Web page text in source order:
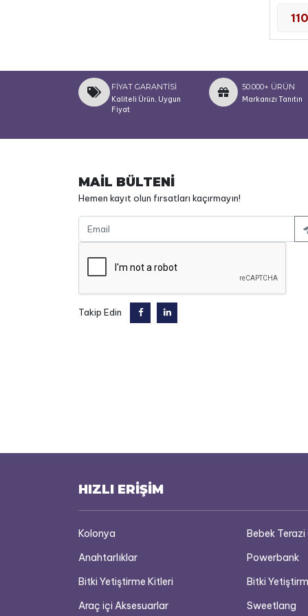
FİYAT GARANTİSİ
Kaliteli Ürün, Uygun
Fiyat
50.000+ ÜRÜN
Markanızı Tanıtın
MAİL BÜLTENİ
Hemen kayıt olun fırsatları kaçırmayın!
Takip Edin
HIZLI ERİŞİM
Kolonya
Anahtarlıklar
Bitki Yetiştirme Kitleri
Araç içi Aksesuarlar
Bebek
Powerbank
Bitki
Sweetlang